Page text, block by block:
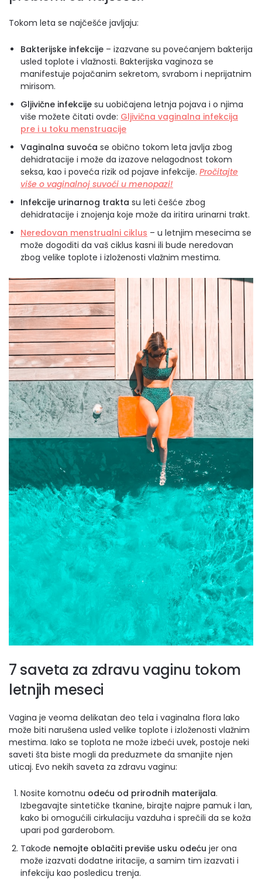
Tokom leta se najčešće javljaju:
Bakterijske infekcije – izazvane su povećanjem bakterija
usled toplote i vlažnosti. Bakterijska vaginoza se
manifestuje pojačanim sekretom, svrabom i neprijatnim
mirisom.
Gljivične infekcije su uobičajena letnja pojava i o njima
više možete čitati ovde: Gljivična vaginalna infekcija
pre i u toku menstruacije
Vaginalna suvoća se obično tokom leta javlja zbog
dehidratacije i može da izazove nelagodnost tokom
seksa, kao i poveća rizik od pojave infekcije. Pročitajte
više o vaginalnoj suvoći u menopazi!
Infekcije urinarnog trakta su leti češće zbog
dehidratacije i znojenja koje može da iritira urinarni trakt.
Neredovan menstrualni ciklus – u letnjim mesecima se
može dogoditi da vaš ciklus kasni ili bude neredovan
zbog velike toplote i izloženosti vlažnim mestima.
7 saveta za zdravu vaginu tokom
letnjih meseci
Vagina je veoma delikatan deo tela i vaginalna flora lako
može biti narušena usled velike toplote i izloženosti vlažnim
mestima. Iako se toplota ne može izbeći uvek, postoje neki
saveti šta biste mogli da preduzmete da smanjite njen
uticaj. Evo nekih saveta za zdravu vaginu:
Nosite komotnu odeću od prirodnih materijala.
Izbegavajte sintetičke tkanine, birajte najpre pamuk i lan,
kako bi omogućili cirkulaciju vazduha i sprečili da se koža
upari pod garderobom.
Takođe nemojte oblačiti previše usku odeću jer ona
može izazvati dodatne iritacije, a samim tim izazvati i
infekciju kao posledicu trenja.